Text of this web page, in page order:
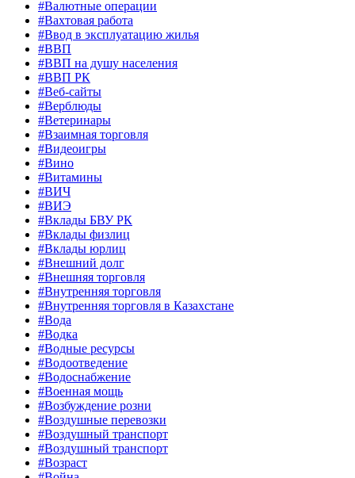
#Валютные операции
#Вахтовая работа
#Ввод в эксплуатацию жилья
#ВВП
#ВВП на душу населения
#ВВП РК
#Веб-сайты
#Верблюды
#Ветеринары
#Взаимная торговля
#Видеоигры
#Вино
#Витамины
#ВИЧ
#ВИЭ
#Вклады БВУ РК
#Вклады физлиц
#Вклады юрлиц
#Внешний долг
#Внешняя торговля
#Внутренняя торговля
#Внутренняя торговля в Казахстане
#Вода
#Водка
#Водные ресурсы
#Водоотведение
#Водоснабжение
#Военная мощь
#Возбуждение розни
#Воздушные перевозки
#Воздушный транспорт
#Воздушный транспорт
#Возраст